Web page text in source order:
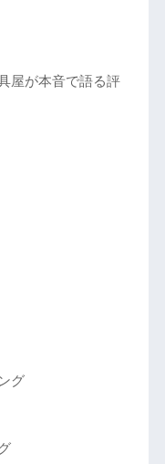
屋が本音で語る評
グ